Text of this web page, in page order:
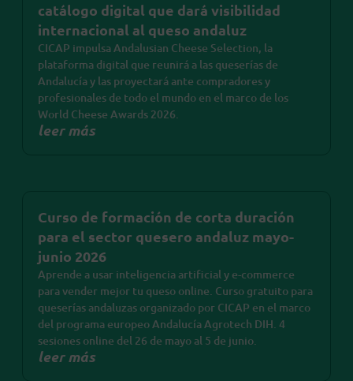
catálogo digital que dará visibilidad
internacional al queso andaluz
CICAP impulsa Andalusian Cheese Selection, la
plataforma digital que reunirá a las queserías de
Andalucía y las proyectará ante compradores y
profesionales de todo el mundo en el marco de los
World Cheese Awards 2026.
leer más
Curso de formación de corta duración
para el sector quesero andaluz mayo-
junio 2026
Aprende a usar inteligencia artificial y e-commerce
para vender mejor tu queso online. Curso gratuito para
queserías andaluzas organizado por CICAP en el marco
del programa europeo Andalucía Agrotech DIH. 4
sesiones online del 26 de mayo al 5 de junio.
leer más